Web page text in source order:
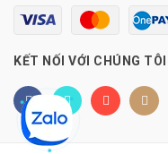
KẾT NỐI VỚI CHÚNG TÔI